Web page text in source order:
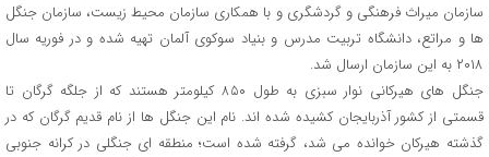
سازمان میراث فرهنگی و گردشگری و با همکاری سازمان محیط زیست، سازمان جنگل
ها و مراتع، دانشگاه تربیت مدرس و بنیاد سوکوی آلمان تهیه شده و در فوریه سال
۲۰۱۸ به این سازمان ارسال شد.
جنگل های هیرکانی نوار سبزی به طول ۸۵۰ کیلومتر هستند که از جلگه گرگان تا
قسمتی از کشور آذربایجان کشیده شده اند. نام این جنگل ها از نام قدیم گرگان که در
گذشته هیرکان خوانده می شد، گرفته شده است؛ منطقه ای جنگلی در کرانه جنوبی